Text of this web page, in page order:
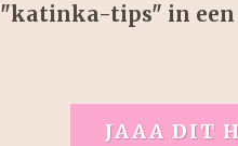
"katinka-tips" in een
JAAA DIT